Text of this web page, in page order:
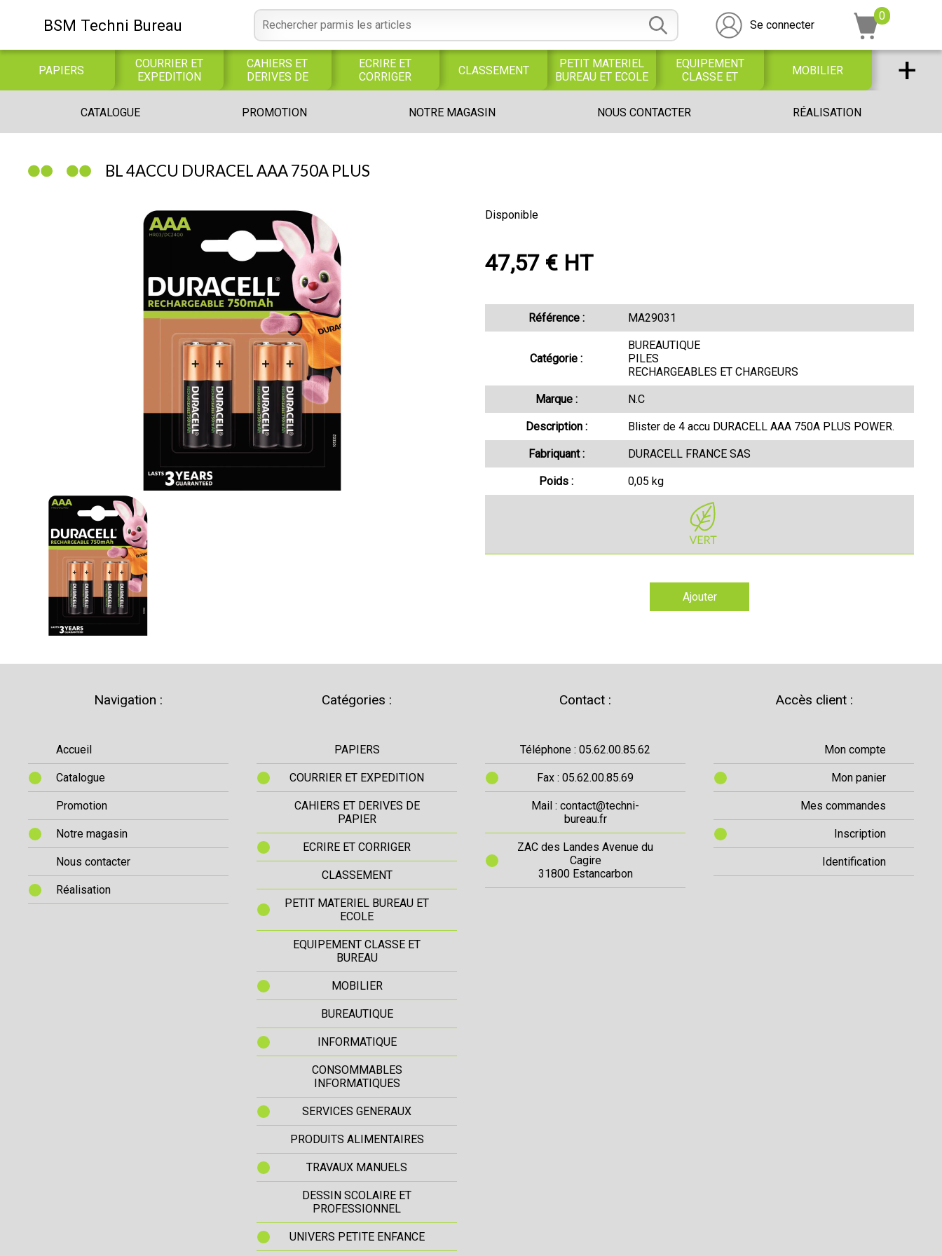
BSM Techni Bureau Se connecter
0
PAPIERS
COURRIER ET
EXPEDITION
CAHIERS ET
DERIVES DE
PAPIER
ECRIRE ET
CORRIGER
CLASSEMENT
PETIT MATERIEL
BUREAU ET ECOLE
EQUIPEMENT
CLASSE ET
BUREAU
MOBILIER
BUREAUTIQUE INFORMATIQUE
INFORMATIQUES
ALIMENTAIRES
MANUELS
PROFESSIONNEL
UNIVERS PETITE
ENFANCE
+
CATALOGUE PROMOTION NOTRE MAGASIN NOUS CONTACTER RÉALISATION
BL 4ACCU DURACEL AAA 750A PLUS
Disponible
47,57 € HT
Référence : MA29031
Catégorie :
BUREAUTIQUE
PILES
RECHARGEABLES ET CHARGEURS
Marque : N.C
Description : Blister de 4 accu DURACELL AAA 750A PLUS POWER.
Fabriquant : DURACELL FRANCE SAS
Poids : 0,05 kg
Ajouter
Navigation :
Accueil
Catalogue
Promotion
Notre magasin
Nous contacter
Réalisation
Catégories :
PAPIERS
COURRIER ET EXPEDITION
CAHIERS ET DERIVES DE
PAPIER
ECRIRE ET CORRIGER
CLASSEMENT
PETIT MATERIEL BUREAU ET
ECOLE
EQUIPEMENT CLASSE ET
BUREAU
MOBILIER
BUREAUTIQUE
INFORMATIQUE
CONSOMMABLES
INFORMATIQUES
SERVICES GENERAUX
PRODUITS ALIMENTAIRES
TRAVAUX MANUELS
DESSIN SCOLAIRE ET
PROFESSIONNEL
UNIVERS PETITE ENFANCE
Contact :
Téléphone : 05.62.00.85.62
Fax : 05.62.00.85.69
Mail : contact@techni-
bureau.fr
ZAC des Landes Avenue du
Cagire
31800 Estancarbon
Accès client :
Mon compte
Mon panier
Mes commandes
Inscription
Identification